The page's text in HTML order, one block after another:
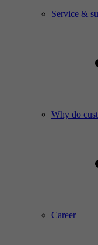
Service &
Why do
Career